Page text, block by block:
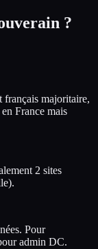
?
français majoritaire,
France mais
2 sites
Pour
admin DC.